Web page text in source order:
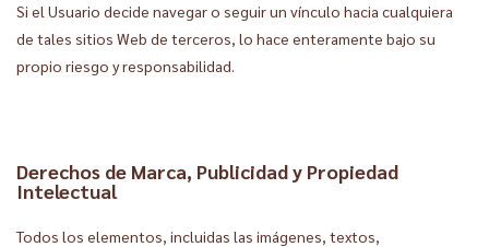
Si el Usuario decide navegar o seguir un vínculo hacia cualquiera
de tales sitios Web de terceros, lo hace enteramente bajo su
propio riesgo y responsabilidad.
Derechos de Marca, Publicidad y Propiedad
Intelectual
Todos los elementos, incluidas las imágenes, textos,